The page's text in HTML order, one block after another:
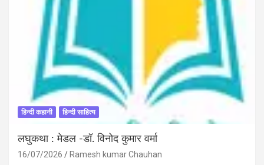
हिन्दी कहानी हिन्दी साहित्य
लघुकथा : मेडल -डॉ. विनोद कुमार वर्मा
16/07/2026 Ramesh kumar Chauhan